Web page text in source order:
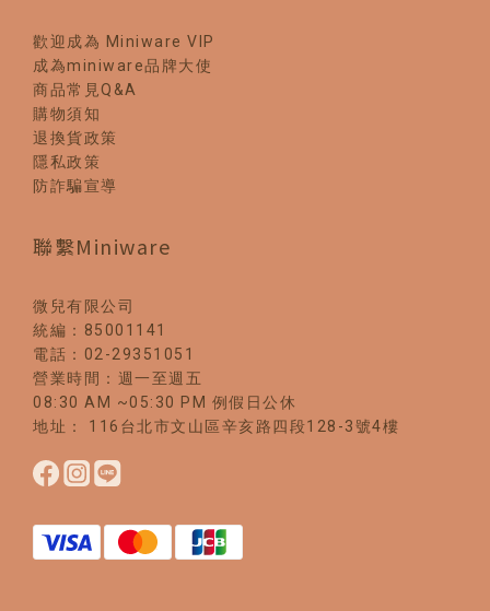
歡迎成為 Miniware VIP
成為miniware品牌大使
商品常見Q&A
購物須知
退換貨政策
隱私政策
防詐騙宣導
聯繫Miniware
微兒有限公司
統編：85001141
電話：02-29351051
營業時間：週一至週五
08:30 AM ~05:30 PM 例假日公休
地址： 116台北市文山區辛亥路四段128-3號4樓